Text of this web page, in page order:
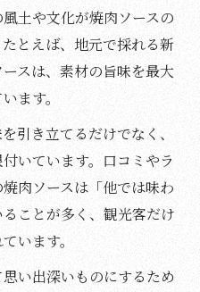
土や文化が焼肉ソースの
とえば、地元で採れる新
スは、素材の旨味を最大
ます。
引き立てるだけでなく、
いています。口コミやラ
肉ソースは「他では味わ
ことが多く、観光客だけ
います。
い出深いものにするため